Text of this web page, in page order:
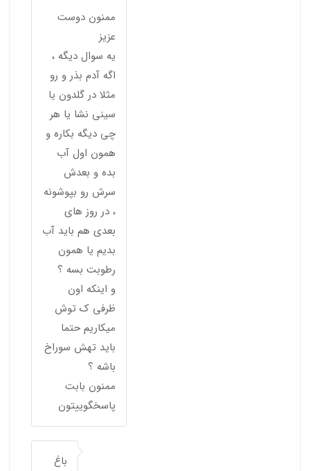
ممنون دوست
عزیز
یه سوال دیگه ،
اگه آدم بذر و رو
مثلا در گلدون یا
سینی نشا یا هر
چی دیگه بکاره و
همون اول آب
بده و بعدش
سرش رو بپوشونه
، در روز های
بعدی هم باید آب
بدیم یا همون
رطوبت بسه ؟
و اینکه اون
ظرفی ک توش
میکاریم حتما
باید تهش سوراخ
باشه ؟
ممنون بابت
پاسخگوییتون
باغ